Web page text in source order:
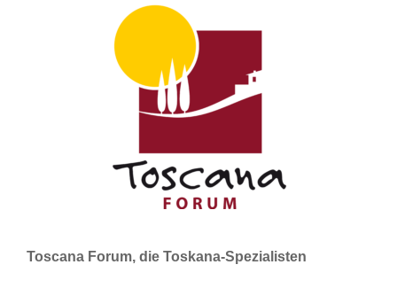
Toscana Forum, die Toskana-Spezialisten